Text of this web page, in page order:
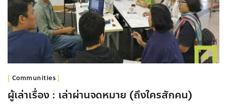
Communities
ผู้เล่าเรื่อง : เล่าผ่านจดหมาย (ถึงใครสักคน)